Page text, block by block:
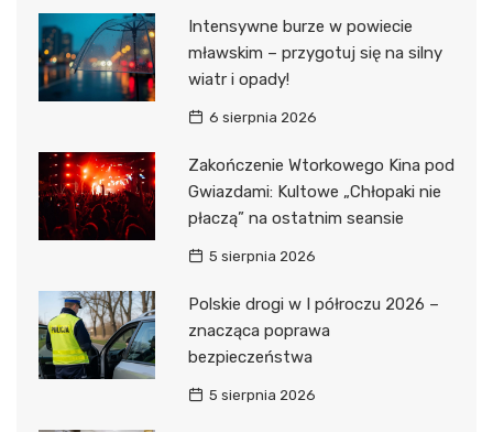
Intensywne burze w powiecie
mławskim – przygotuj się na silny
wiatr i opady!
6 sierpnia 2026
Zakończenie Wtorkowego Kina pod
Gwiazdami: Kultowe „Chłopaki nie
płaczą” na ostatnim seansie
5 sierpnia 2026
Polskie drogi w I półroczu 2026 –
znacząca poprawa
bezpieczeństwa
5 sierpnia 2026